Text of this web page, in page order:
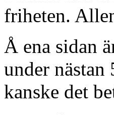
friheten.
Å ena sidan
under
kanske det